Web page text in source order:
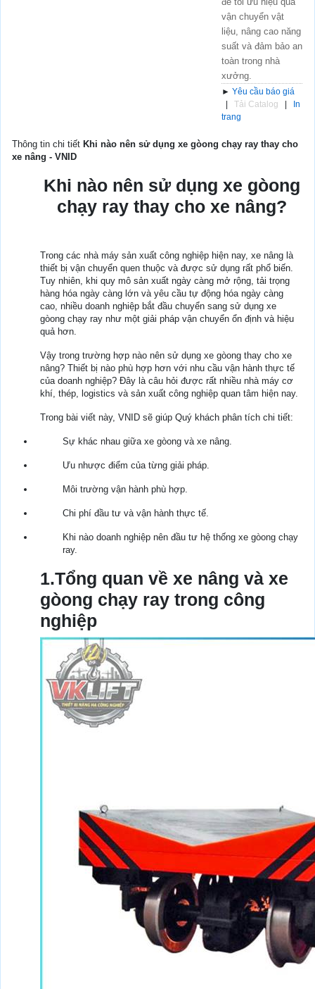
vận chuyển vật
liệu, nâng cao năng
suất và đảm bảo an
toàn trong nhà
xưởng.
► Yêu cầu báo giá
Tải Catalog
In
trang
Thông tin chi tiết Khi nào nên sử dụng xe gòong chạy ray thay cho
xe nâng - VNID
Khi nào nên sử dụng xe gòong
chạy ray thay cho xe nâng?
Trong các nhà máy sản xuất công nghiệp hiện nay, xe nâng là
thiết bị vận chuyển quen thuộc và được sử dụng rất phổ biến.
Tuy nhiên, khi quy mô sản xuất ngày càng mở rộng, tải trọng
hàng hóa ngày càng lớn và yêu cầu tự động hóa ngày càng
cao, nhiều doanh nghiệp bắt đầu chuyển sang sử dụng xe
gòong chạy ray như một giải pháp vận chuyển ổn định và hiệu
quả hơn.
Vậy trong trường hợp nào nên sử dụng xe gòong thay cho xe
nâng? Thiết bị nào phù hợp hơn với nhu cầu vận hành thực tế
của doanh nghiệp? Đây là câu hỏi được rất nhiều nhà máy cơ
khí, thép, logistics và sản xuất công nghiệp quan tâm hiện nay.
Trong bài viết này, VNID sẽ giúp Quý khách phân tích chi tiết:
Sự khác nhau giữa xe gòong và xe nâng.
Ưu nhược điểm của từng giải pháp.
Môi trường vận hành phù hợp.
Chi phí đầu tư và vận hành thực tế.
Khi nào doanh nghiệp nên đầu tư hệ thống xe gòong chạy
ray.
1.Tổng quan về xe nâng và xe
gòong chạy ray trong công
nghiệp